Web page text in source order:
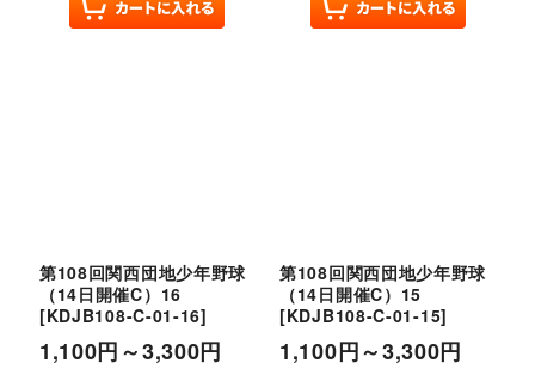
第108回関西団地少年野球
（14日開催C）16
[KDJB108-C-01-16]
1,100円～3,300円
第108回関西団地少年野球
（14日開催C）15
[KDJB108-C-01-15]
1,100円～3,300円